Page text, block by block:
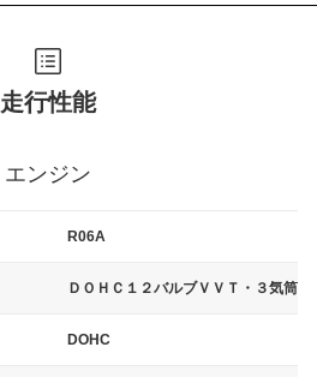
走行性能
エンジン
R06A
ＤＯＨＣ１２バルブＶＶＴ・３気筒
DOHC